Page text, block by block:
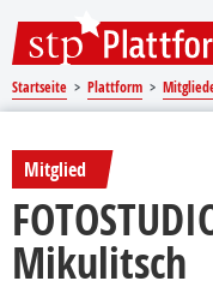
Startseite Plattform
Mitglied
Mikulitsch